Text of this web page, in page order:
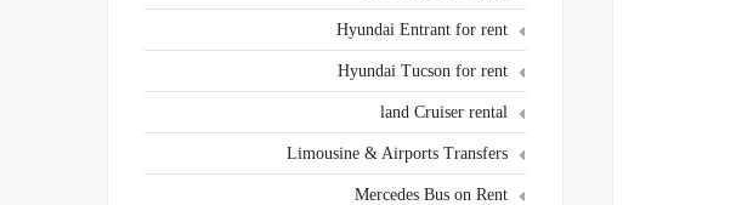
Hyundai Entrant for rent
Hyundai Tucson for rent
land Cruiser rental
Limousine & Airports Transfers
Mercedes Bus on Rent